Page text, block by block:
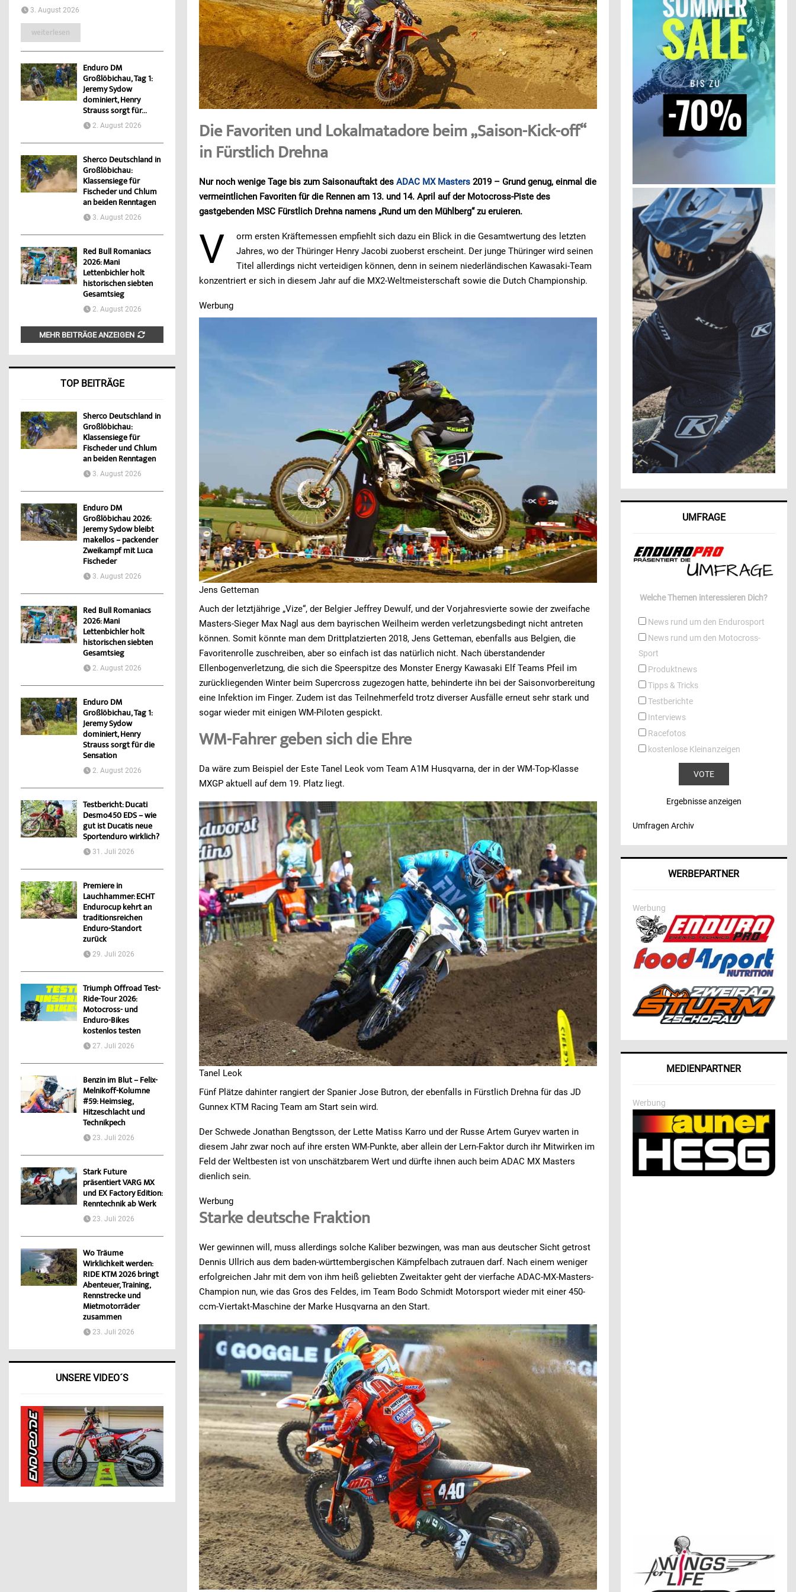
Die Favoriten und Lokalmatadore beim „Saison-Kick-off“
in Fürstlich Drehna
Nur noch wenige Tage bis zum Saisonauftakt desADAC MX Masters 2019 – Grund genug, einmal die
vermeintlichen Favoriten für die Rennen am 13. und 14. April auf der Motocross-Piste des
gastgebenden MSC Fürstlich Drehna namens „Rund um den Mühlberg“ zu eruieren.
V
orm ersten Kräftemessen empfiehlt sich dazu ein Blick in die Gesamtwertung des letzten
Jahres, wo der Thüringer Henry Jacobi zuoberst erscheint. Der junge Thüringer wird seinen
Titel allerdings nicht verteidigen können, denn in seinem niederländischen Kawasaki-Team
konzentriert er sich in diesem Jahr auf die MX2-Weltmeisterschaft sowie die Dutch Championship.
Werbung
Jens Getteman
Auch der letztjährige „Vize“, der Belgier Jeffrey Dewulf, und der Vorjahresvierte sowie der zweifache
Masters-Sieger Max Nagl aus dem bayrischen Weilheim werden verletzungsbedingt nicht antreten
können. Somit könnte man dem Drittplatzierten 2018, Jens Getteman, ebenfalls aus Belgien, die
Favoritenrolle zuschreiben, aber so einfach ist das natürlich nicht. Nach überstandender
Ellenbogenverletzung, die sich die Speerspitze des Monster Energy Kawasaki Elf Teams Pfeil im
zurückliegenden Winter beim Supercross zugezogen hatte, behinderte ihn bei der Saisonvorbereitung
eine Infektion im Finger. Zudem ist das Teilnehmerfeld trotz diverser Ausfälle erneut sehr stark und
sogar wieder mit einigen WM-Piloten gespickt.
WM-Fahrer geben sich die Ehre
Da wäre zum Beispiel der Este Tanel Leok vom Team A1M Husqvarna, der in der WM-Top-Klasse
MXGP aktuell auf dem 19. Platz liegt.
Tanel Leok
Fünf Plätze dahinter rangiert der Spanier Jose Butron, der ebenfalls in Fürstlich Drehna für das JD
Gunnex KTM Racing Team am Start sein wird.
Der Schwede Jonathan Bengtsson, der Lette Matiss Karro und der Russe Artem Guryev warten in
diesem Jahr zwar noch auf ihre ersten WM-Punkte, aber allein der Lern-Faktor durch ihr Mitwirken im
Feld der Weltbesten ist von unschätzbarem Wert und dürfte ihnen auch beim ADAC MX Masters
dienlich sein.
Werbung
Starke deutsche Fraktion
Wer gewinnen will, muss allerdings solche Kaliber bezwingen, was man aus deutscher Sicht getrost
Dennis Ullrich aus dem baden-württembergischen Kämpfelbach zutrauen darf. Nach einem weniger
erfolgreichen Jahr mit dem von ihm heiß geliebten Zweitakter geht der vierfache ADAC-MX-Masters-
Champion nun, wie das Gros des Feldes, im Team Bodo Schmidt Motorsport wieder mit einer 450-
ccm-Viertakt-Maschine der Marke Husqvarna an den Start.
3. August 2026
weiterlesen
Enduro DM
Großlöbichau, Tag 1:
Jeremy Sydow
dominiert, Henry
Strauss sorgt für...
2. August 2026
Sherco Deutschland in
Großlöbichau:
Klassensiege für
Fischeder und Chlum
an beiden Renntagen
3. August 2026
Red Bull Romaniacs
2026: Mani
Lettenbichler holt
historischen siebten
Gesamtsieg
2. August 2026
MEHR BEITRÄGE ANZEIGEN
TOP BEITRÄGE
Sherco Deutschland in
Großlöbichau:
Klassensiege für
Fischeder und Chlum
an beiden Renntagen
3. August 2026
Enduro DM
Großlöbichau 2026:
Jeremy Sydow bleibt
makellos – packender
Zweikampf mit Luca
Fischeder
3. August 2026
Red Bull Romaniacs
2026: Mani
Lettenbichler holt
historischen siebten
Gesamtsieg
2. August 2026
Enduro DM
Großlöbichau, Tag 1:
Jeremy Sydow
dominiert, Henry
Strauss sorgt für die
Sensation
2. August 2026
Testbericht: Ducati
Desmo450 EDS – wie
gut ist Ducatis neue
Sportenduro wirklich?
31. Juli 2026
Premiere in
Lauchhammer: ECHT
Endurocup kehrt an
traditionsreichen
Enduro-Standort
zurück
29. Juli 2026
Triumph Offroad Test-
Ride-Tour 2026:
Motocross- und
Enduro-Bikes
kostenlos testen
27. Juli 2026
Benzin im Blut – Felix-
Melnikoff-Kolumne
#59: Heimsieg,
Hitzeschlacht und
Technikpech
23. Juli 2026
Stark Future
präsentiert VARG MX
und EX Factory Edition:
Renntechnik ab Werk
23. Juli 2026
Wo Träume
Wirklichkeit werden:
RIDE KTM 2026 bringt
Abenteuer, Training,
Rennstrecke und
Mietmotorräder
zusammen
23. Juli 2026
UNSERE VIDEO´S
UMFRAGE
Welche Themen interessieren Dich?
News rund um den Endurosport
News rund um den Motocross-
Sport
Produktnews
Tipps & Tricks
Testberichte
Interviews
Racefotos
kostenlose Kleinanzeigen
Ergebnisse anzeigen
Umfragen Archiv
WERBEPARTNER
Werbung
MEDIENPARTNER
Werbung